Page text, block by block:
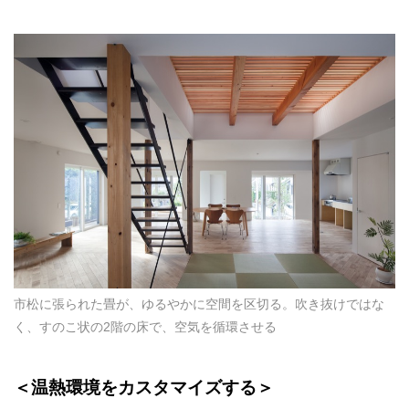
市松に張られた畳が、ゆるやかに空間を区切る。吹き抜けではな
く、すのこ状の2階の床で、空気を循環させる
＜温熱環境をカスタマイズする＞